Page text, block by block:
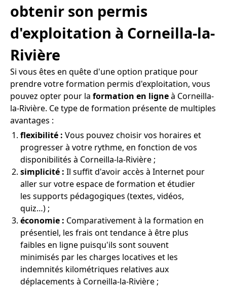
obtenir son permis
d'exploitation à Corneilla-la-
Rivière
Si vous êtes en quête d'une option pratique pour
prendre votre formation permis d'exploitation, vous
pouvez opter pour la formation en ligneà Corneilla-
la-Rivière. Ce type de formation présente de multiples
avantages :
flexibilité : Vous pouvez choisir vos horaires et
progresser à votre rythme, en fonction de vos
disponibilités à Corneilla-la-Rivière ;
simplicité : Il suffit d'avoir accès à Internet pour
aller sur votre espace de formation et étudier
les supports pédagogiques (textes, vidéos,
quiz…) ;
économie : Comparativement à la formation en
présentiel, les frais ont tendance à être plus
faibles en ligne puisqu'ils sont souvent
minimisés par les charges locatives et les
indemnités kilométriques relatives aux
déplacements à Corneilla-la-Rivière ;